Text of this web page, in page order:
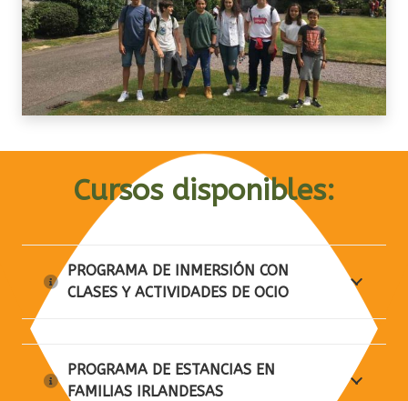
Cursos disponibles:
PROGRAMA DE INMERSIÓN CON
CLASES Y ACTIVIDADES DE OCIO
PROGRAMA DE ESTANCIAS EN
FAMILIAS IRLANDESAS